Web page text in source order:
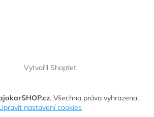
Vytvořil Shoptet
. Všechna práva vyhrazena.
nastavení cookies